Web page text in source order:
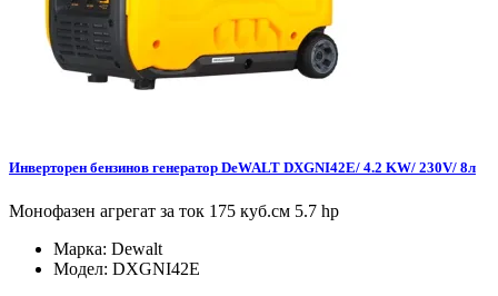
Инверторен бензинов генератор DeWALT DXGNI42E/ 4.2 KW/ 230V/ 8л
Монофазен агрегат за ток 175 куб.см 5.7 hp
Марка: Dewalt
Модел: DXGNI42E